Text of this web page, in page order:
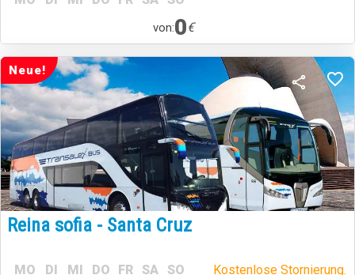
von:0€
Neue!
Reina sofia - Santa Cruz
MO DI MI DO FR SA SO Kostenlose Stornierung.